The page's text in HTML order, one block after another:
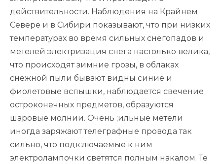
действительности. Наблюдения на Крайнем
Севере и в Сибири показывают, что при низких
температурах во время сильных снегопадов и
метелей электризация снега настолько велика,
что происходят зимние грозы, в облаках
снежной пыли бывают видны синие и
фиолетовые вспышки, наблюдается свечение
остроконечных предметов, образуются
шаровые молнии. Очень ;ильные метели
иногда заряжают телеграфные провода так
сильно, что подк:лючаемые к ним
электролампочки светятся полным накалом. Те